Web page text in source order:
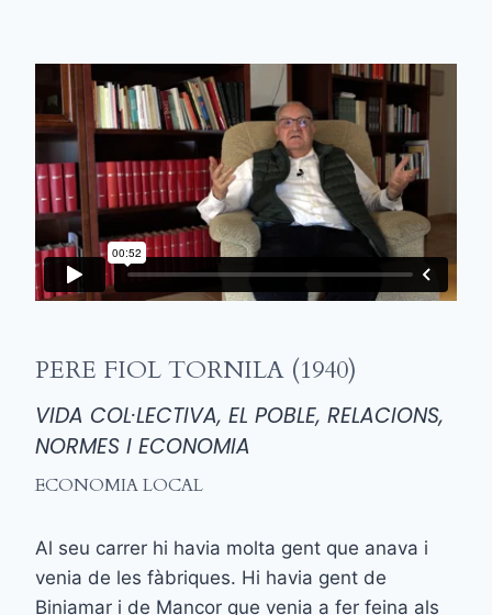
PERE FIOL TORNILA (1940)
VIDA COL·LECTIVA, EL POBLE, RELACIONS,
NORMES I ECONOMIA
ECONOMIA LOCAL
Al seu carrer hi havia molta gent que anava i
venia de les fàbriques. Hi havia gent de
Biniamar i de Mancor que venia a fer feina als